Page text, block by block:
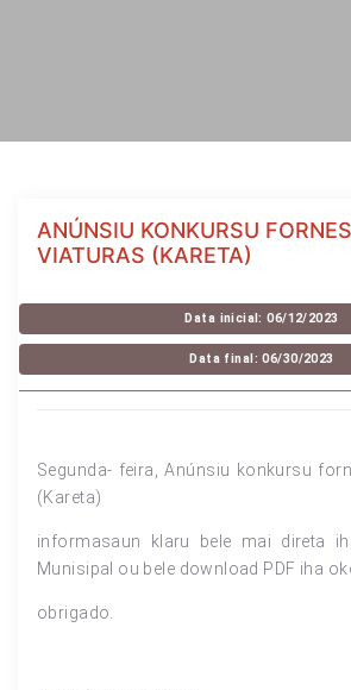
ANÚNSIU KONKURSU
VIATURAS (KARETA)
Data inicial: 06/12/2023
Data final: 06/30/2023
Segunda- feira, Anúnsiu konkursu
(Kareta)
informasaun klaru bele mai direta
Munisipal ou bele download PDF iha
obrigado.